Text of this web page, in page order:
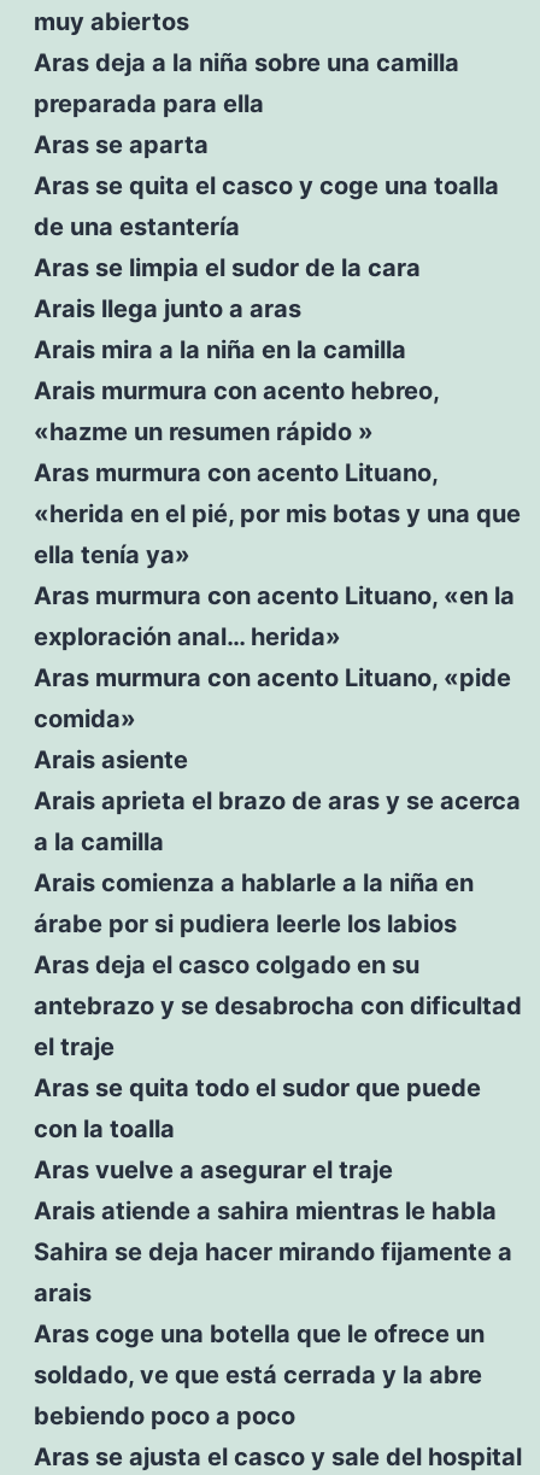
muy abiertos
Aras deja a la niña sobre una camilla
preparada para ella
Aras se aparta
Aras se quita el casco y coge una toalla
de una estantería
Aras se limpia el sudor de la cara
Arais llega junto a aras
Arais mira a la niña en la camilla
Arais murmura con acento hebreo,
«hazme un resumen rápido »
Aras murmura con acento Lituano,
«herida en el pié, por mis botas y una que
ella tenía ya»
Aras murmura con acento Lituano, «en la
exploración anal… herida»
Aras murmura con acento Lituano, «pide
comida»
Arais asiente
Arais aprieta el brazo de aras y se acerca
a la camilla
Arais comienza a hablarle a la niña en
árabe por si pudiera leerle los labios
Aras deja el casco colgado en su
antebrazo y se desabrocha con dificultad
el traje
Aras se quita todo el sudor que puede
con la toalla
Aras vuelve a asegurar el traje
Arais atiende a sahira mientras le habla
Sahira se deja hacer mirando fijamente a
arais
Aras coge una botella que le ofrece un
soldado, ve que está cerrada y la abre
bebiendo poco a poco
Aras se ajusta el casco y sale del hospital